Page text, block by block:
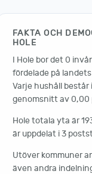
FAKTA OCH
HOLE
I Hole bor det 0
fördelade på
Varje hushåll består i
genomsnitt av 0,00
Hole totala yta är
är uppdelat i 3
Utöver kommuner
även andra